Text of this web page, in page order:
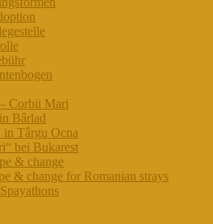
– Corbii Mari
Bârlad
in Târgu Ocna
bei Bukarest
& change
& change for Romanian strays